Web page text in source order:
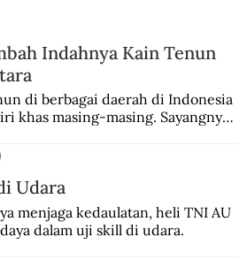
Indahnya Kain Tenun
di berbagai daerah di Indonesia
khas masing-masing. Sayangnya,
Udara
menjaga kedaulatan, heli TNI AU
dalam uji skill di udara.